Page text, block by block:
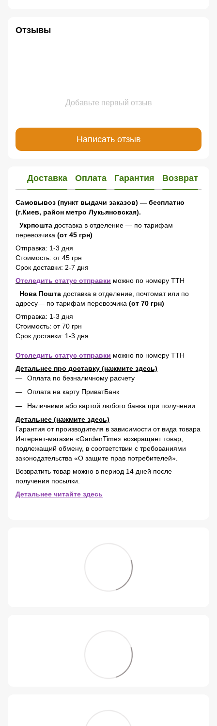
Отзывы
Добавьте первый отзыв
Написать отзыв
Доставка Оплата Гарантия Возврат
Самовывоз (пункт выдачи заказов) — бесплатно
(г.Киев, район метро Лукьяновская).
Укрпошта доставка в отделение — по тарифам
перевозчика (от 45 грн)
Отправка: 1-3 дня
Стоимость: от 45 грн
Срок доставки: 2-7 дня
Отследить статус отправки можно по номеру ТТН
Нова Пошта доставка в отделение, почтомат или по
адресу— по тарифам перевозчика (от 70 грн)
Отправка: 1-3 дня
Стоимость: от 70 грн
Срок доставки: 1-3 дня
Отследить статус отправки можно по номеру ТТН
Детальнее про доставку (нажмите здесь)
Оплата по безналичному расчету
Оплата на карту ПриватБанк
Наличними або картой любого банка при получении
Детальнее (нажмите здесь)
Гарантия от производителя в зависимости от вида товара
Интернет-магазин «GardenTime» возвращает товар,
подлежащий обмену, в соответствии с требованиями
законодательства «О защите прав потребителей».
Возвратить товар можно в период 14 дней после
получения посылки.
Детальнее читайте здесь